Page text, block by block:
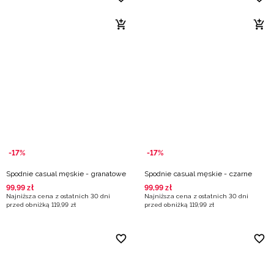
-17%
Spodnie casual męskie - granatowe
99,99 zł
Najniższa cena z ostatnich 30 dni
przed obniżką 119,99 zł
-17%
Spodnie casual męskie - czarne
99,99 zł
Najniższa cena z ostatnich 30 dni
przed obniżką 119,99 zł